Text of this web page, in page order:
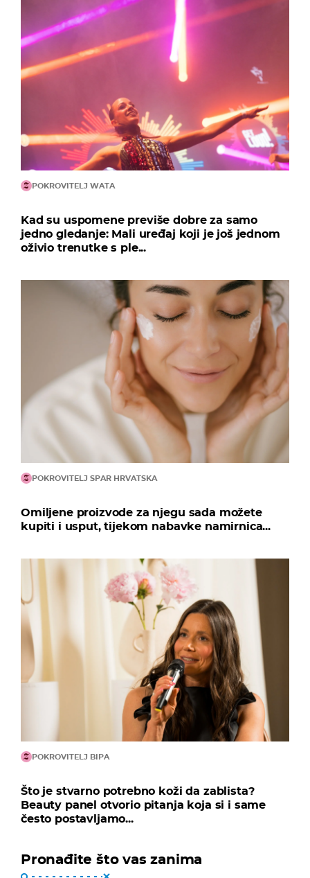
POKROVITELJ WATA
Kad su uspomene previše dobre za samo
jedno gledanje: Mali uređaj koji je još jednom
oživio trenutke s ple...
POKROVITELJ SPAR HRVATSKA
Omiljene proizvode za njegu sada možete
kupiti i usput, tijekom nabavke namirnica...
POKROVITELJ BIPA
Što je stvarno potrebno koži da zablista?
Beauty panel otvorio pitanja koja si i same
često postavljamo...
Pronađite što vas zanima